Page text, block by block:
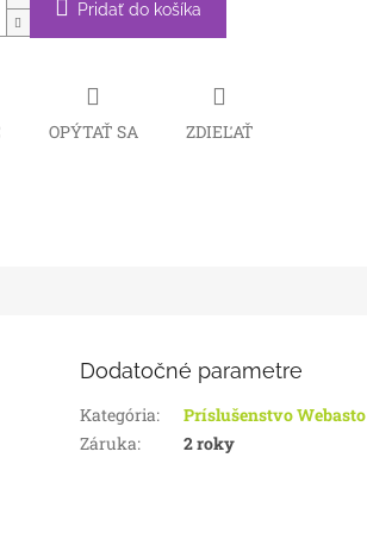
Pridať do košíka
OPÝTAŤ SA ZDIEĽAŤ
Dodatočné parametre
Kategória:
Príslušenstvo Webasto
Záruka: 2 roky